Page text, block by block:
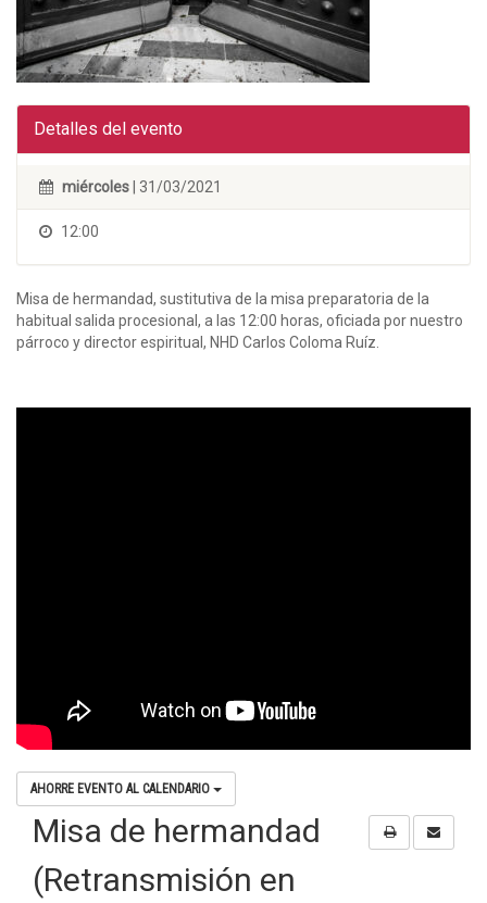
Detalles del evento
miércoles | 31/03/2021
12:00
Misa de hermandad, sustitutiva de la misa preparatoria de la
habitual salida procesional, a las 12:00 horas, oficiada por nuestro
párroco y director espiritual, NHD Carlos Coloma Ruíz.
AHORRE EVENTO AL CALENDARIO
Misa de hermandad
(Retransmisión en